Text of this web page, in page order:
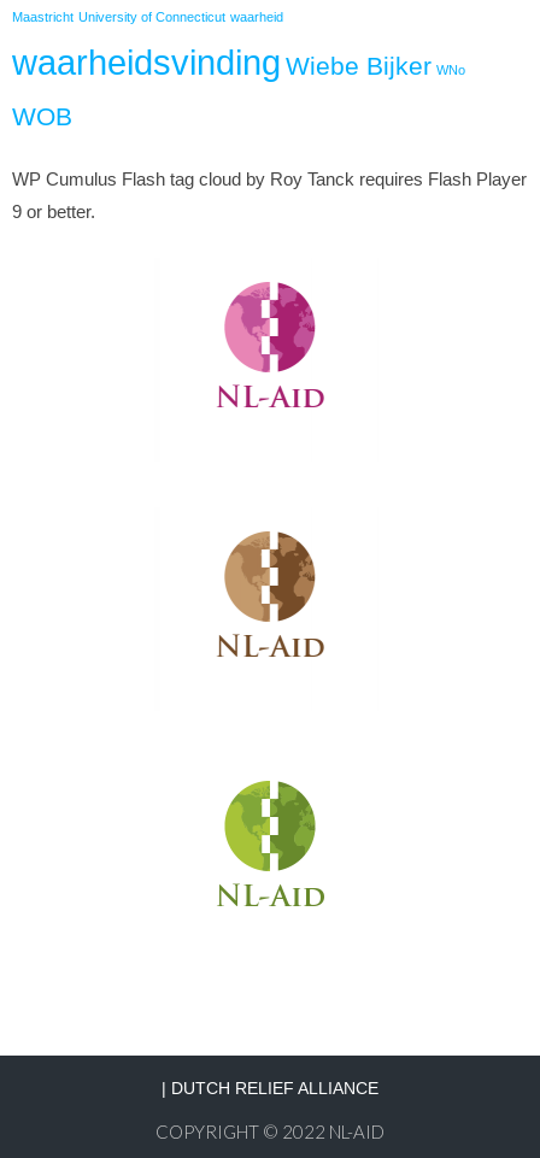
Maastricht University of Connecticut waarheid
waarheidsvinding Wiebe Bijker WNo
WOB
WP Cumulus Flash tag cloud by Roy Tanck requires Flash Player
9 or better.
| DUTCH RELIEF ALLIANCE
COPYRIGHT © 2022 NL-AID